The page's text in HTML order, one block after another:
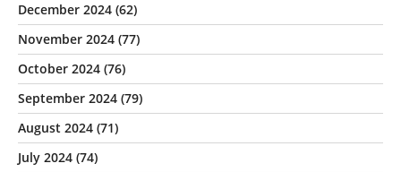
December 2024 (62)
November 2024 (77)
October 2024 (76)
September 2024 (79)
August 2024 (71)
July 2024 (74)